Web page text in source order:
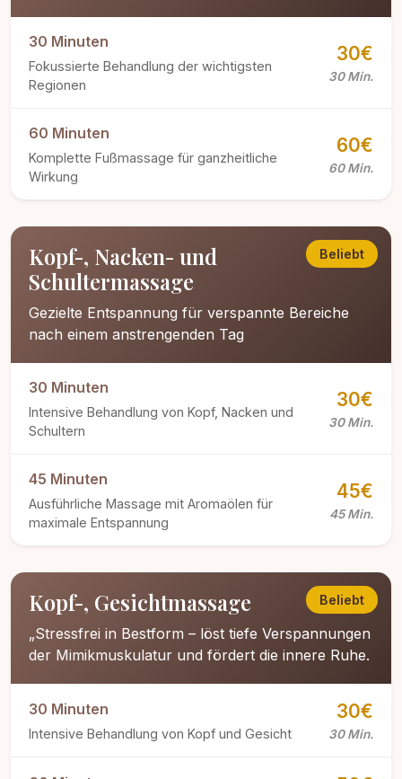
30 Minuten
Fokussierte Behandlung der wichtigsten
Regionen
30€
30 Min.
60 Minuten
Komplette Fußmassage für ganzheitliche
Wirkung
60€
60 Min.
Beliebt
Kopf-, Nacken- und
Schultermassage
Gezielte Entspannung für verspannte Bereiche
nach einem anstrengenden Tag
30 Minuten
Intensive Behandlung von Kopf, Nacken und
Schultern
30€
30 Min.
45 Minuten
Ausführliche Massage mit Aromaölen für
maximale Entspannung
45€
45 Min.
Beliebt
Kopf-, Gesichtmassage
„Stressfrei in Bestform – löst tiefe Verspannungen
der Mimikmuskulatur und fördert die innere Ruhe.
30 Minuten
Intensive Behandlung von Kopf und Gesicht
30€
30 Min.